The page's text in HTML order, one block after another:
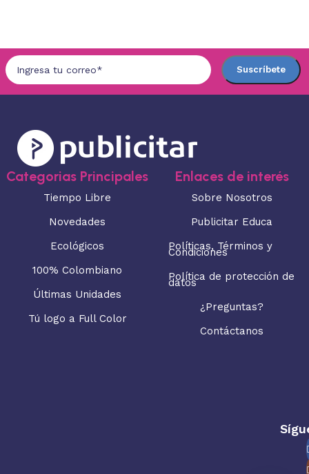
Categorias Principales
Tiempo Libre
Novedades
Ecológicos
100% Colombiano
Últimas Unidades
Tú logo a Full Color
Enlaces de interés
Sobre Nosotros
Publicitar Educa
Políticas, Términos y
Condiciones
Política de protección de
datos
¿Preguntas?
Contáctanos